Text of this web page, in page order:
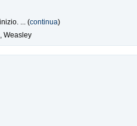
... (continua)
Weasley